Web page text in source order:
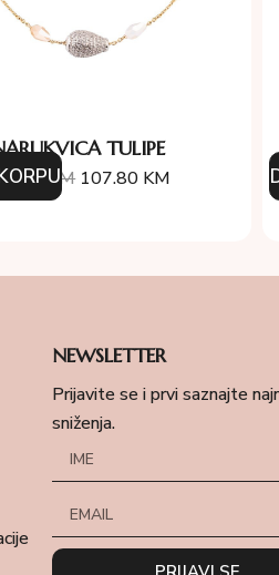
TULIPE
KM 107.80 KM
NEWSLETTER
Prijavite se i prvi saznajte
sniženja.